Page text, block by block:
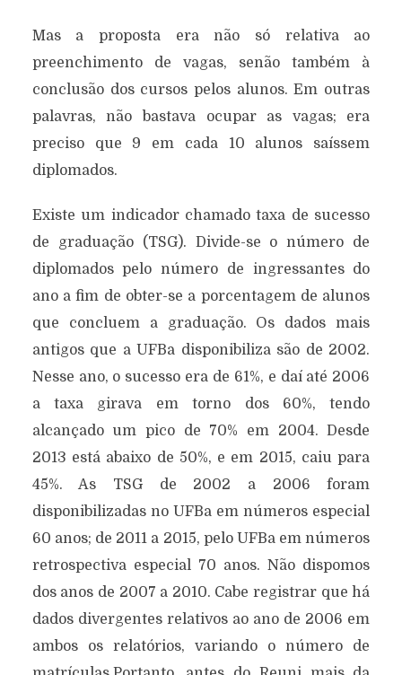
Mas a proposta era não só relativa ao
preenchimento de vagas, senão também à
conclusão dos cursos pelos alunos. Em outras
palavras, não bastava ocupar as vagas; era
preciso que 9 em cada 10 alunos saíssem
diplomados.
Existe um indicador chamado taxa de sucesso
de graduação (TSG). Divide-se o número de
diplomados pelo número de ingressantes do
ano a fim de obter-se a porcentagem de alunos
que concluem a graduação. Os dados mais
antigos que a UFBa disponibiliza são de 2002.
Nesse ano, o sucesso era de 61%, e daí até 2006
a taxa girava em torno dos 60%, tendo
alcançado um pico de 70% em 2004. Desde
2013 está abaixo de 50%, e em 2015, caiu para
45%. As TSG de 2002 a 2006 foram
disponibilizadas no UFBa em números especial
60 anos; de 2011 a 2015, pelo UFBa em números
retrospectiva especial 70 anos. Não dispomos
dos anos de 2007 a 2010. Cabe registrar que há
dados divergentes relativos ao ano de 2006 em
ambos os relatórios, variando o número de